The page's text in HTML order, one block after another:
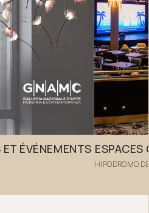
ÉVÉNEMENTS ESPACES
HIPODROMO